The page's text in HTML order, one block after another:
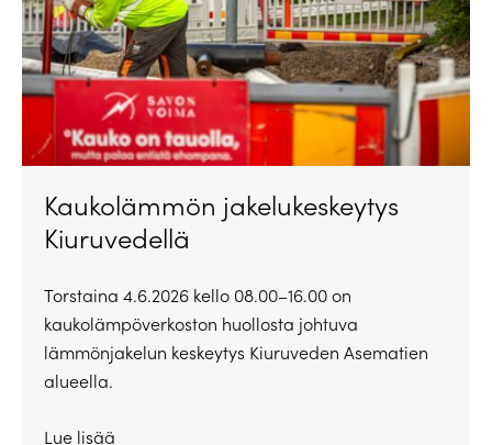
Kaukolämmön jakelukeskeytys
Kiuruvedellä
Torstaina 4.6.2026 kello 08.00–16.00 on
kaukolämpöverkoston huollosta johtuva
lämmönjakelun keskeytys Kiuruveden Asematien
alueella.
Lue lisää